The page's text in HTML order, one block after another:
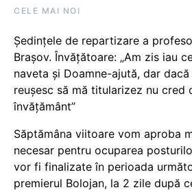
CELE MAI NOI
Ședințele de repartizare a
Brașov. Învățătoare: „Am zis iau
naveta și Doamne-ajută, dar
reușesc să mă titularizez nu cred
învățământ”
Săptămâna viitoare vom aproba
necesar pentru ocuparea
vor fi finalizate în perioada
premierul Bolojan, la 2 zile după